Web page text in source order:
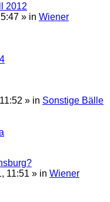
2012
» in Wiener
» in Sonstige Bälle
11:51 » in Wiener